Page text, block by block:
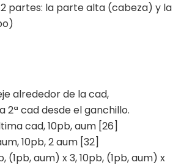
2 partes: la parte alta (cabeza) y la
alrededor de la cad,
2ª cad desde el ganchillo.
cad, 10pb, aum [26]
10pb, 2 aum [32]
(1pb, aum) x 3, 10pb, (1pb, aum) x